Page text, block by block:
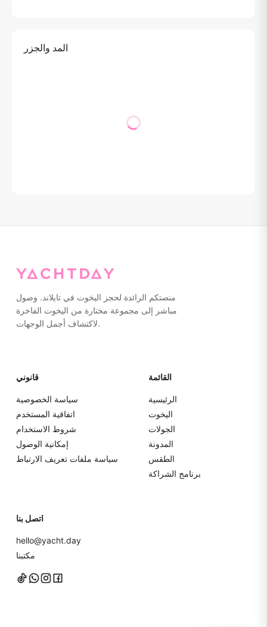
المد والجزر
منصتكم الرائدة لحجز اليخوت في تايلاند. وصول
مباشر إلى مجموعة مختارة من اليخوت الفاخرة
لاكتشاف أجمل الوجهات.
قانوني
سياسة الخصوصية
اتفاقية المستخدم
شروط الاستخدام
إمكانية الوصول
سياسة ملفات تعريف الارتباط
القائمة
الرئيسية
اليخوت
الجولات
المدونة
الطقس
برنامج الشراكة
اتصل بنا
hello@yacht.day
مكتبنا